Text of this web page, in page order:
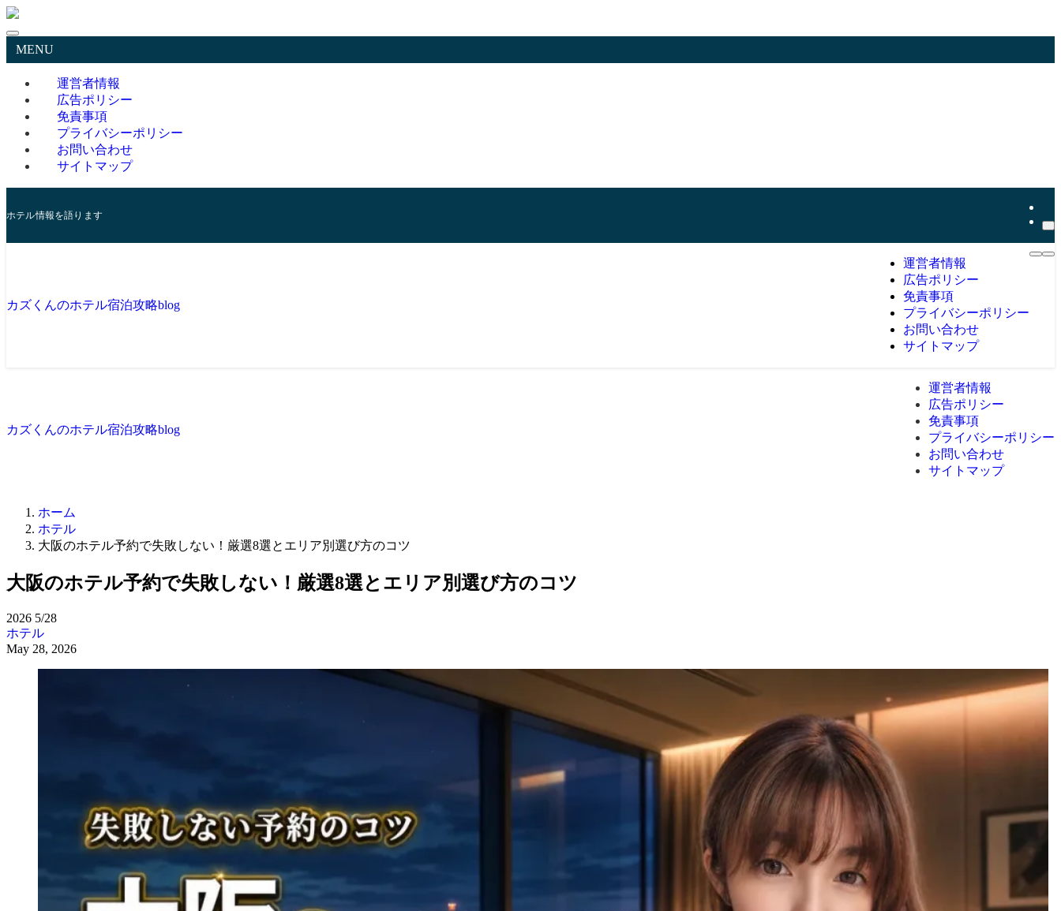
MENU
運営者情報
広告ポリシー
免責事項
プライバシーポリシー
お問い合わせ
サイトマップ
ホテル情報を語ります
カズくんのホテル宿泊攻略blog
運営者情報
広告ポリシー
免責事項
プライバシーポリシー
お問い合わせ
サイトマップ
カズくんのホテル宿泊攻略blog
運営者情報
広告ポリシー
免責事項
プライバシーポリシー
お問い合わせ
サイトマップ
ホーム
ホテル
大阪のホテル予約で失敗しない！厳選8選とエリア別選び方のコツ
大阪のホテル予約で失敗しない！厳選8選とエリア別選び方のコツ
2026 5/28
ホテル
May 28, 2026